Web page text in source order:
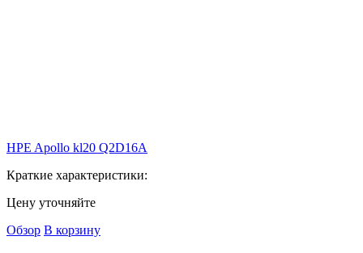
HPE Apollo kl20 Q2D16A
Краткие характеристики:
Цену уточняйте
Обзор В корзину